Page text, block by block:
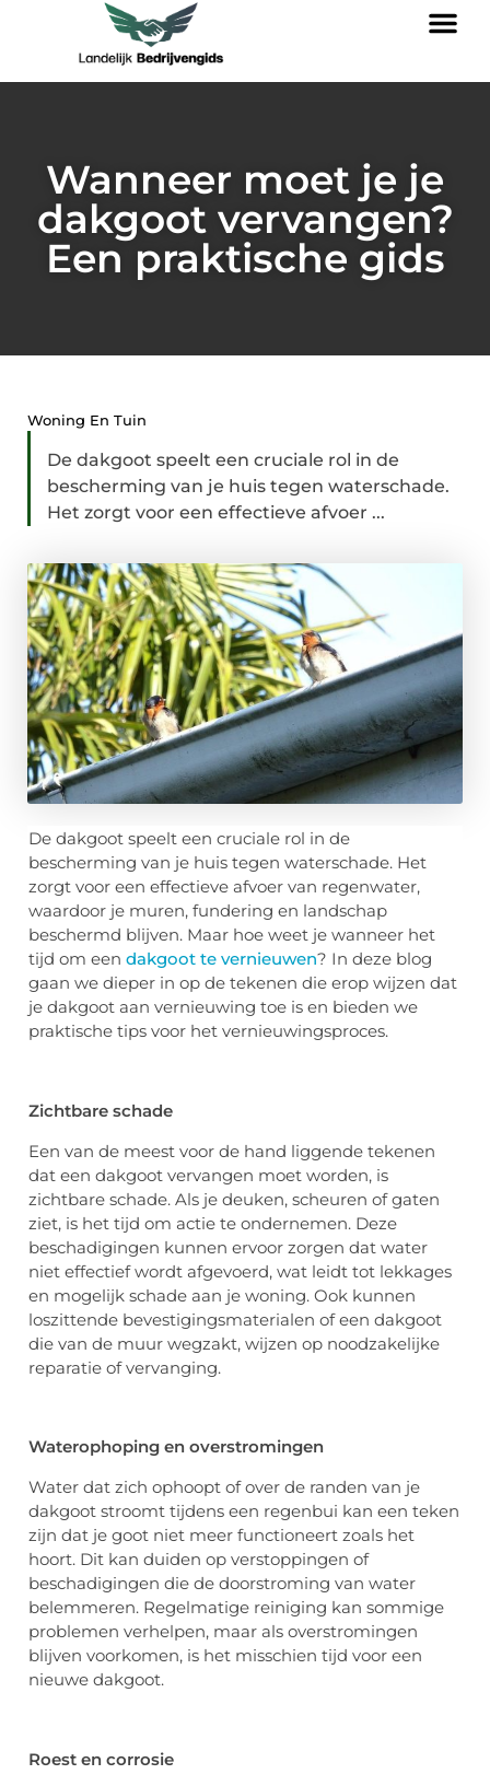
Wanneer moet je je
dakgoot vervangen?
Een praktische gids
Woning En Tuin
De dakgoot speelt een cruciale rol in de
bescherming van je huis tegen waterschade.
Het zorgt voor een effectieve afvoer ...
De dakgoot speelt een cruciale rol in de
bescherming van je huis tegen waterschade. Het
zorgt voor een effectieve afvoer van regenwater,
waardoor je muren, fundering en landschap
beschermd blijven. Maar hoe weet je wanneer het
tijd om een dakgoot te vernieuwen? In deze blog
gaan we dieper in op de tekenen die erop wijzen dat
je dakgoot aan vernieuwing toe is en bieden we
praktische tips voor het vernieuwingsproces.
Zichtbare schade
Een van de meest voor de hand liggende tekenen
dat een dakgoot vervangen moet worden, is
zichtbare schade. Als je deuken, scheuren of gaten
ziet, is het tijd om actie te ondernemen. Deze
beschadigingen kunnen ervoor zorgen dat water
niet effectief wordt afgevoerd, wat leidt tot lekkages
en mogelijk schade aan je woning. Ook kunnen
loszittende bevestigingsmaterialen of een dakgoot
die van de muur wegzakt, wijzen op noodzakelijke
reparatie of vervanging.
Waterophoping en overstromingen
Water dat zich ophoopt of over de randen van je
dakgoot stroomt tijdens een regenbui kan een teken
zijn dat je goot niet meer functioneert zoals het
hoort. Dit kan duiden op verstoppingen of
beschadigingen die de doorstroming van water
belemmeren. Regelmatige reiniging kan sommige
problemen verhelpen, maar als overstromingen
blijven voorkomen, is het misschien tijd voor een
nieuwe dakgoot.
Roest en corrosie